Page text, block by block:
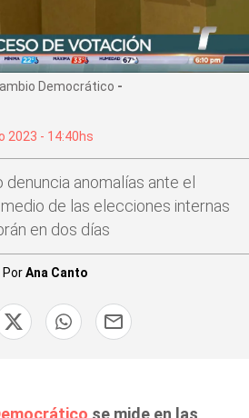
Democrático
2023 - 14:40hs
anomalías ante el
de las elecciones internas
en dos días
PorAna Canto
se mide en las